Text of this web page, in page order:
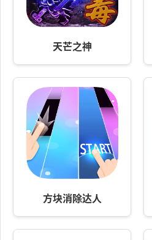
天芒之神
方块消除达人